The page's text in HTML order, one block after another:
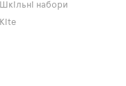
Шкільні набори
Kite